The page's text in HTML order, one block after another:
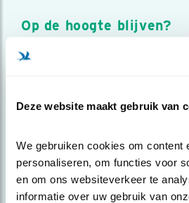
Deze website maakt gebruik van
We gebruiken cookies om content
personaliseren, om functies voor
en om ons websiteverkeer te
informatie over uw gebruik van
Op de hoogte blijven?
Meld je aan en ontvang nieuws,
over vogels en activiteiten van